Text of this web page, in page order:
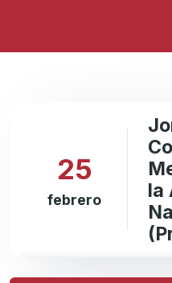
25
febrero
la